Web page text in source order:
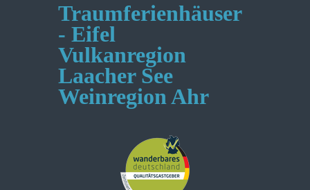
Traumferienhäuser
- Eifel
Vulkanregion
Laacher See
Weinregion Ahr